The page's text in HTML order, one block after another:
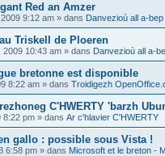
Red an Amzer
9:12 am » dans Danvezioù all a-
Triskell de Ploeren
10:43 am » dans Danvezioù all a-
bretonne est disponible
8:22 am » dans Troidigezh
C'HWERTY 'barzh
8:22 pm » dans Ar c'hlavier C'HWERTY
gallo : possible sous Vista !
6:58 pm » dans Microsoft et le breton -